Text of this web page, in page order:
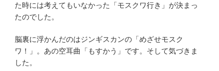
た時には考えてもいなかった「モスクワ行き」が決まっ
たのでした。
脳裏に浮かんだのはジンギスカンの「めざせモスク
ワ！」。あの空耳曲「もすかう」です。そして気づきま
した。